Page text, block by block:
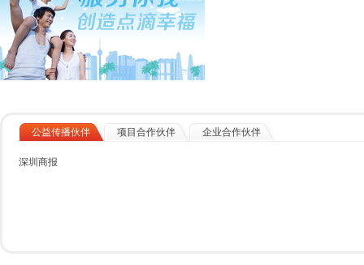
公益传播伙伴 项目合作伙伴 企业合作伙伴
深圳商报